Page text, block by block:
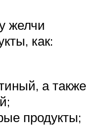
желчи
как:
а также
продукты;